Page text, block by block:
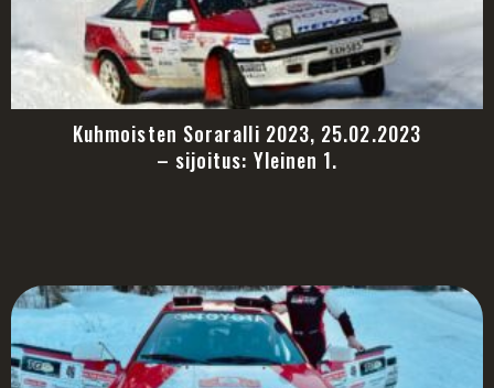
Kuhmoisten Soraralli 2023, 25.02.2023
– sijoitus: Yleinen 1.